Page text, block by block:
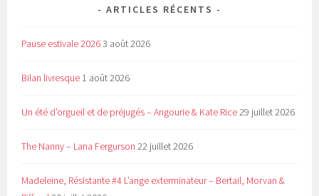
ARTICLES RÉCENTS
Pause estivale 20263 août 2026
Bilan livresque 1 août 2026
Un été d’orgueil et de préjugés – Angourie & Kate Rice29 juillet 2026
The Nanny – Lana Fergurson 22 juillet 2026
Madeleine, Résistante #4 L’ange exterminateur – Bertail, Morvan &